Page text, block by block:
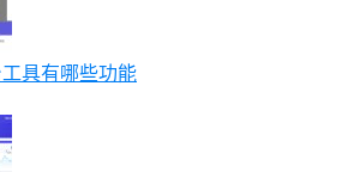
具有哪些功能